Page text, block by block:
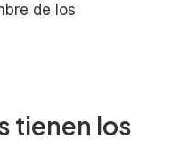
de los
tienen los